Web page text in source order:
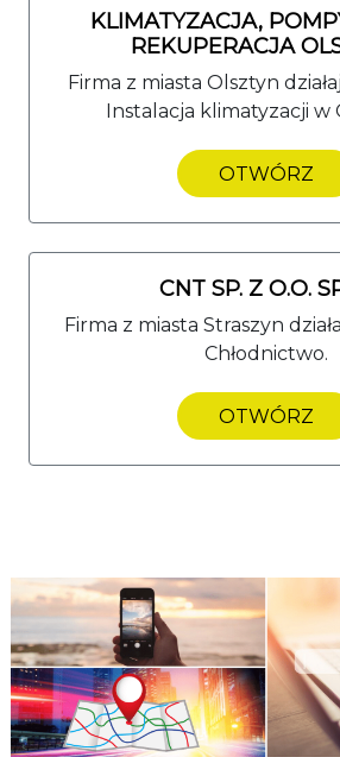
KLIMATYZACJA,
REKUPERACJA
Firma z miasta Olsztyn
Instalacja klimatyzacji w
OTWÓRZ
CNT SP. Z O.O.
Firma z miasta Straszyn
Chłodnictwo.
OTWÓRZ